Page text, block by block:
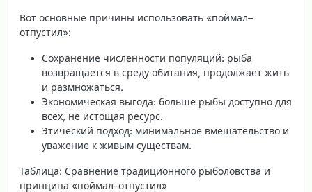
Вот основные причины использовать «поймал–
отпустил»:
Сохранение численности популяций: рыба
возвращается в среду обитания, продолжает жить
и размножаться.
Экономическая выгода: больше рыбы доступно для
всех, не истощая ресурс.
Этический подход: минимальное вмешательство и
уважение к живым существам.
Таблица: Сравнение традиционного рыболовства и
принципа «поймал–отпустил»